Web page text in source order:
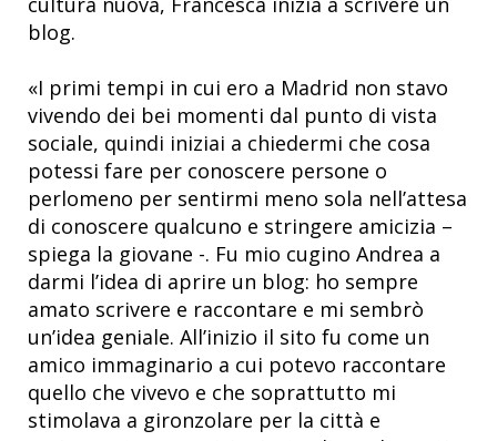
blog.
«I primi tempi in cui ero a Madrid non stavo
vivendo dei bei momenti dal punto di vista
sociale, quindi iniziai a chiedermi che cosa
potessi fare per conoscere persone o
perlomeno per sentirmi meno sola nell’attesa
di conoscere qualcuno e stringere amicizia –
spiega la giovane -. Fu mio cugino Andrea a
darmi l’idea di aprire un blog: ho sempre
amato scrivere e raccontare e mi sembrò
un’idea geniale. All’inizio il sito fu come un
amico immaginario a cui potevo raccontare
quello che vivevo e che soprattutto mi
stimolava a gironzolare per la città e